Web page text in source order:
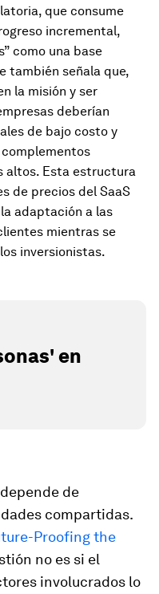
que consume
incremental,
como una base
también señala que,
la misión y ser
deberían
de bajo costo y
altos. Esta estructura
de precios del SaaS
adaptación a las
mientras se
inversionistas.
en
de
compartidas.
Proofing the
no es si el
involucrados lo